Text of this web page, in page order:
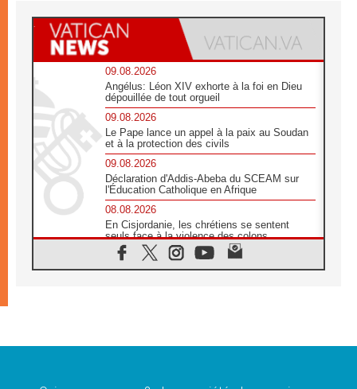
09.08.2026
Angélus: Léon XIV exhorte à la foi en Dieu
dépouillée de tout orgueil
09.08.2026
Le Pape lance un appel à la paix au Soudan
et à la protection des civils
09.08.2026
Déclaration d'Addis-Abeba du SCEAM sur
l'Éducation Catholique en Afrique
08.08.2026
En Cisjordanie, les chrétiens se sentent
seuls face à la violence des colons
08.08.2026
Léon XIV au sanctuaire de Notre Dame du
08.08.2026